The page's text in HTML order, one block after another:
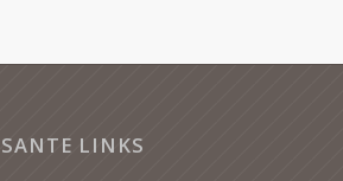
LINKS